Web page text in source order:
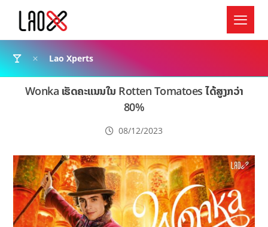
Lao Xperts
Wonka ເຮັດຄະແນນໃນ Rotten Tomatoes ໄດ້ສູງກວ່າ
80%
08/12/2023